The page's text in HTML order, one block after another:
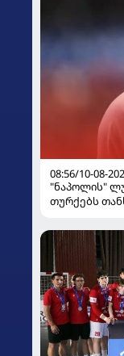
08:56/10-08-
"ნაპოლის"
თურქებს